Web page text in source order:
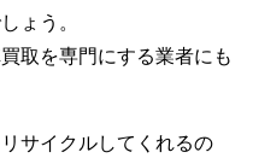
ょう。
取を専門にする業者にも
サイクルしてくれるの